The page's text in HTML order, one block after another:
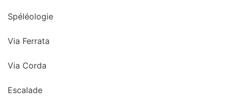
Spéléologie
Via Ferrata
Via Corda
Escalade